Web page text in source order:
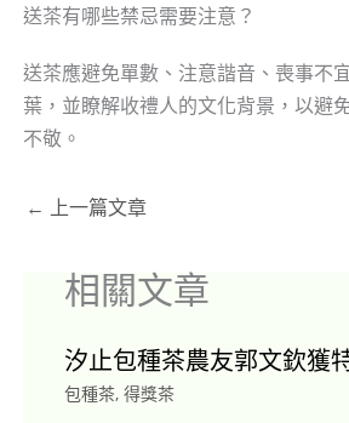
送茶有哪些禁忌需要注意？
送茶應避免單數、注意諧音、喪事不
葉，並瞭解收禮人的文化背景，以避
不敬。
← 上一篇文章
相關文章
汐止包種茶農友郭文欽獲
包種茶, 得獎茶